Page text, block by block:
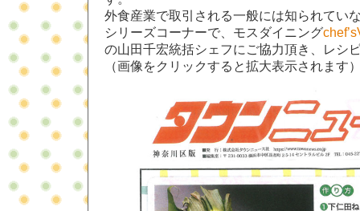
外食産業で取引される一般には知られてい
シリーズコーナーで、モスダイニング
の山田千宏統括シェフにご協力頂き、レシ
（画像をクリックすると拡大表示されます